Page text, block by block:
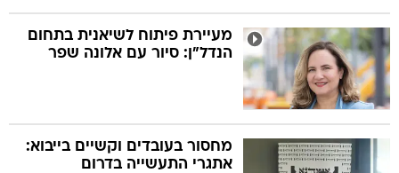
מעיירת פיתוח לשיאנית בתחום
הנדל"ן: סיור עם אלונה שפר
מחסור בעובדים וקשיים בייבוא:
אתגרי התעשייה בדרום